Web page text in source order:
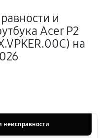
и
Acer P2
на